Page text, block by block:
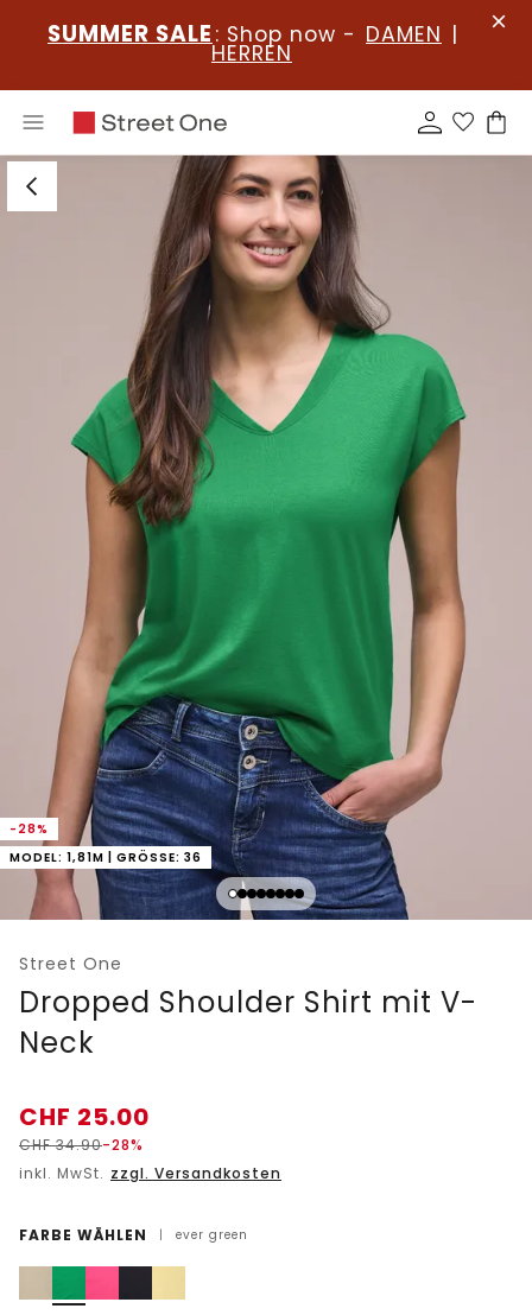
SUMMER SALE : Shop now - DAMEN |
HERREN
-28%
MODEL: 1,81M | GRÖSSE: 36
Street One
Dropped Shoulder Shirt mit V-
Neck
CHF 25.00
CHF34.90-28%
inkl. MwSt. zzgl. Versandkosten
FARBE WÄHLEN | ever green